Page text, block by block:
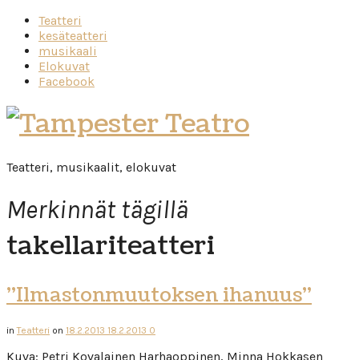
Teatteri
kesäteatteri
musikaali
Elokuvat
Facebook
Tampester
Teatro
Teatteri, musikaalit, elokuvat
Merkinnät tägillä
takellariteatteri
”Ilmastonmuutoksen ihanuus”
inTeatteri on 18.2.2013 18.2.2013 0
Kuva: Petri Kovalainen Harhaoppinen, Minna Hokkasen